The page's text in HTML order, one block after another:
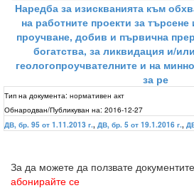
Наредба за изискванията към
на работните проекти за
проучване, добив и първична
богатства, за ликвидация и/
геологопроучвателните и на
за ре
Тип на документа: нормативен акт
Обнародван/Публикуван на: 2016-12-27
ДВ, бр. 95 от 1.11.2013 г., ДВ, бр. 5 от 19.1.2016 г.,
За да можете да ползвате
абонирайте се